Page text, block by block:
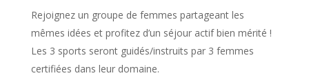
Rejoignez un groupe de femmes partageant les
mêmes idées et profitez d’un séjour actif bien mérité !
Les 3 sports seront guidés/instruits par 3 femmes
certifiées dans leur domaine.